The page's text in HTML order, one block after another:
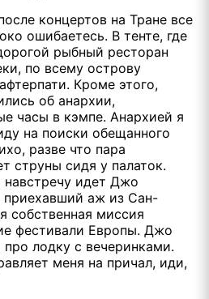
концертов на Тране все
ошибаетесь. В тенте, где
рыбный ресторан
по всему острову
Кроме этого,
об анархии,
часы в кэмпе. Анархией я
на поиски обещанного
разве что пара
струны сидя у палаток.
идет Джо
аж из Сан-
собственная миссия
фестивали Европы. Джо
лодку с вечеринками.
меня на причал, иди,